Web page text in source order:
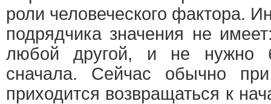
роли человеческого фактора.
подрядчика значения не
любой другой, и не нужно
сначала. Сейчас обычно
приходится возвращаться к